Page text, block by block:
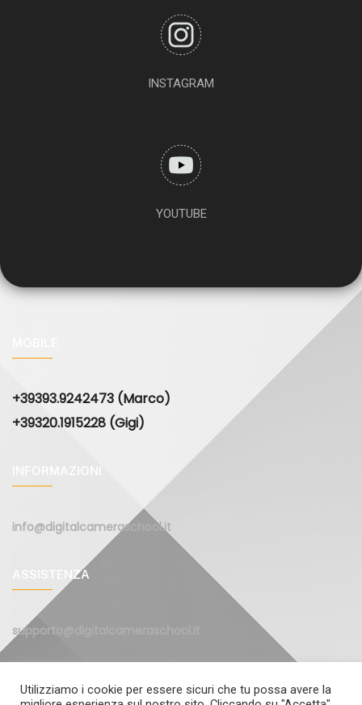
INSTAGRAM
YOUTUBE
+39393.9242473 (Marco)
+39320.1915228 (Gigi)
INFORMAZIONI
info@digitalcameraschool.it
ASSISTENZA
supporto@digitalcameraschool.it
Utilizziamo i cookie per essere sicuri che tu possa avere la